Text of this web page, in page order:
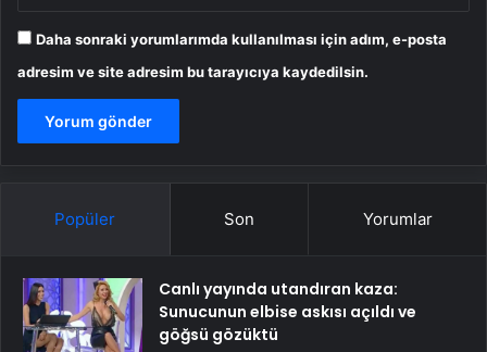
Daha sonraki yorumlarımda kullanılması için adım, e-posta
adresim ve site adresim bu tarayıcıya kaydedilsin.
Popüler Son Yorumlar
Canlı yayında utandıran kaza:
Sunucunun elbise askısı açıldı ve
göğsü gözüktü